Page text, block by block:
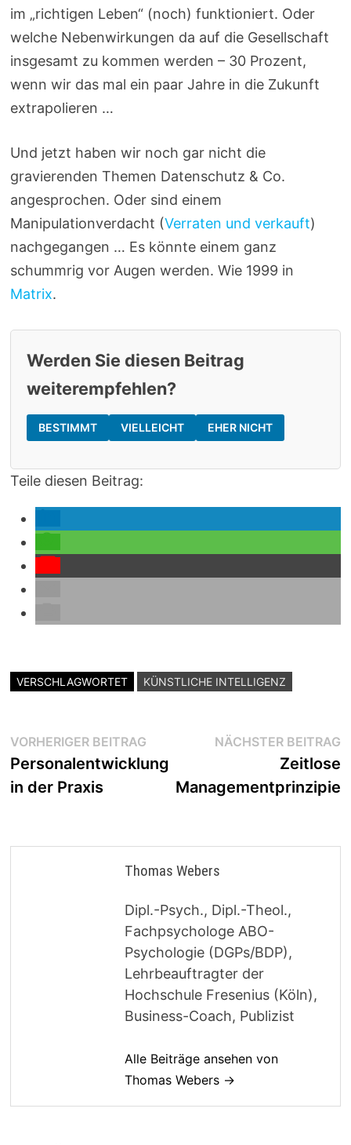
im „richtigen Leben“ (noch) funktioniert. Oder
welche Nebenwirkungen da auf die Gesellschaft
insgesamt zu kommen werden – 30 Prozent,
wenn wir das mal ein paar Jahre in die Zukunft
extrapolieren …
Und jetzt haben wir noch gar nicht die
gravierenden Themen Datenschutz & Co.
angesprochen. Oder sind einem
Manipulationverdacht (Verraten und verkauft)
nachgegangen … Es könnte einem ganz
schummrig vor Augen werden. Wie 1999 in
Matrix.
Werden Sie diesen Beitrag
weiterempfehlen?
BESTIMMT VIELLEICHT EHER NICHT
Teile diesen Beitrag:
VERSCHLAGWORTET KÜNSTLICHE INTELLIGENZ
Beitragsnavigation
VORHERIGER BEITRAG Vorheriger
Beitrag:
Personalentwicklung
in der Praxis
NÄCHSTER BEITRAG
Zeitlose
Thomas Webers
Dipl.-Psych., Dipl.-Theol.,
Fachpsychologe ABO-
Psychologie (DGPs/BDP),
Lehrbeauftragter der
Hochschule Fresenius (Köln),
Business-Coach, Publizist
Alle Beiträge ansehen von
Thomas Webers →